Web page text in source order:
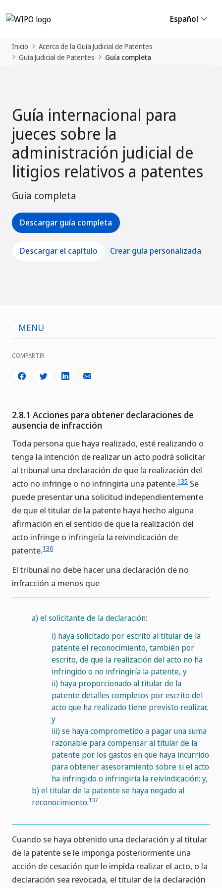
Español
Inicio
Acerca de la Guía Judicial de Patentes
Guía Judicial de Patentes
Guía completa
Guía internacional para
jueces sobre la
administración judicial de
litigios relativos a patentes
Guía completa
Descargar guía completa
Descargar el capítulo Crear guía personalizada
MENU
COMPARTIR
2.8.1 Acciones para obtener declaraciones de
ausencia de infracción
Toda persona que haya realizado, esté realizando o
tenga la intención de realizar un acto podrá solicitar
al tribunal una declaración de que la realización del
acto no infringe o no infringiría una patente.135 Se
puede presentar una solicitud independientemente
de que el titular de la patente haya hecho alguna
afirmación en el sentido de que la realización del
acto infringe o infringiría la reivindicación de
patente.136
El tribunal no debe hacer una declaración de no
infracción a menos que
a) el solicitante de la declaración:
i) haya solicitado por escrito al titular de la
patente el reconocimiento, también por
escrito, de que la realización del acto no ha
infringido o no infringiría la patente, y
ii) haya proporcionado al titular de la
patente detalles completos por escrito del
acto que ha realizado tiene previsto realizar,
y
iii) se haya comprometido a pagar una suma
razonable para compensar al titular de la
patente por los gastos en que haya incurrido
para obtener asesoramiento sobre si el acto
ha infringido o infringiría la reivindicación; y,
b) el titular de la patente se haya negado al
reconocimiento.137
Cuando se haya obtenido una declaración y al titular
de la patente se le imponga posteriormente una
acción de cesación que le impida realizar el acto, o la
declaración sea revocada, el titular de la declaración